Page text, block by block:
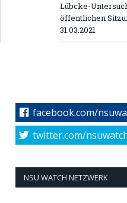
Lübcke-
öffentlichen
31.03.2021
facebook.com/
twitter.com/
NSU WATCH NETZWERK